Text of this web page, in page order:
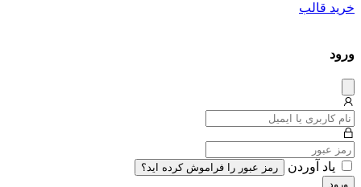
خرید قالب
ورود
میس
یاد آوردن
رمز عبور را فراموش کرده اید؟
ورود